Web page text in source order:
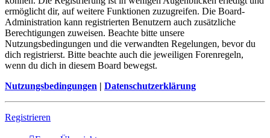
ermöglicht dir, auf weitere Funktionen zuzugreifen. Die Board-
Administration kann registrierten Benutzern auch zusätzliche
Berechtigungen zuweisen. Beachte bitte unsere
Nutzungsbedingungen und die verwandten Regelungen, bevor du
dich registrierst. Bitte beachte auch die jeweiligen Forenregeln,
wenn du dich in diesem Board bewegst.
Nutzungsbedingungen | Datenschutzerklärung
Registrieren